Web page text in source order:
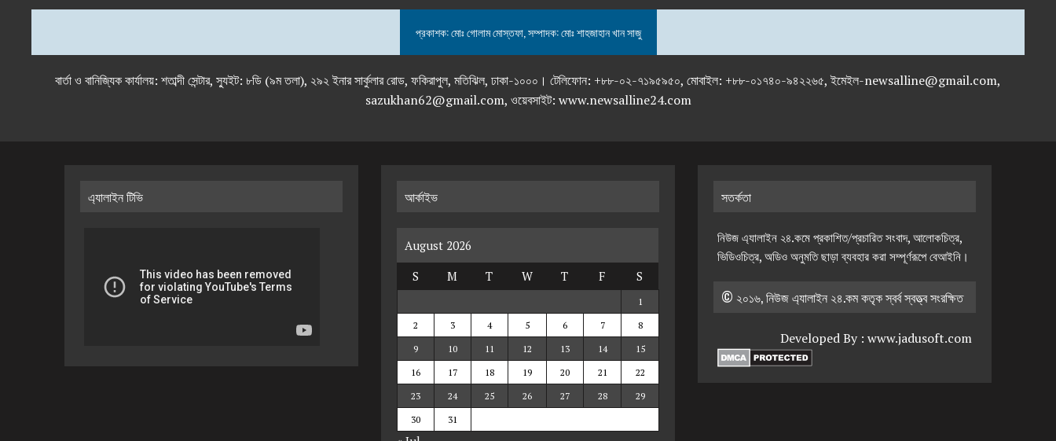
প্রকাশক: মোঃ গোলাম মোস্তফা, সম্পাদক: মোঃ শাহজাহান খান সাজু
বার্তা ও বানিজ্যিক কার্যালয়: শতাব্দী সেন্টার, স্যুইট: ৮ডি (৯ম তলা), ২৯২ ইনার সার্কুলার রোড, ফকিরাপুল, মতিঝিল, ঢাকা-১০০০। টেলিফোন: +৮৮-০২-৭১৯৫৯৫০, মোবাইল: +৮৮-০১৭৪০-৯৪২২৬৫, ইমেইল-newsalline@gmail.com,
sazukhan62@gmail.com, ওয়েবসাইট: www.newsalline24.com
এ্যালাইন টিভি আর্কাইভ
August 2026
S
M T W T F S
1
2
3 4 5 6 7
8
9
10 11 12 13 14
15
16
17 18 19 20 21
22
23
24 25 26 27 28
29
30
31
সতর্কতা
নিউজ এ্যালাইন ২৪.কমে প্রকাশিত/প্রচারিত সংবাদ, আলোকচিত্র,
ভিডিওচিত্র, অডিও অনুমতি ছাড়া ব্যবহার করা সম্পূর্ণরূপে বেআইনি।
© ২০১৬, নিউজ এ্যালাইন ২৪.কম কতৃক স্বর্ব স্বত্ত্ব সংরক্ষিত
Developed By : www.jadusoft.com